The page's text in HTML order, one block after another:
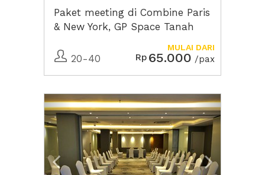
Paket meeting di Combine Paris
& New York, GP Space Tanah
20-40
Rp 65.000 /pax
MULAI DARI
Previous Next2